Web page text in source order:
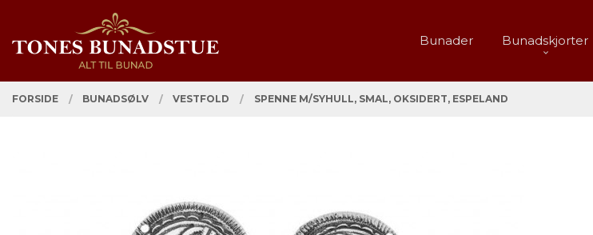
innholdet
PRODUKTER
Bunader Bunadskjorter
FORSIDE BUNADSØLV VESTFOLD SPENNE M/SYHULL, SMAL, OKSIDERT, ESPELAND